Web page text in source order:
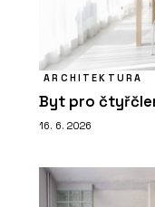
ARCHITEKTURA
Byt pro
16. 6. 2026